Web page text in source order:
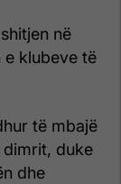
në
e klubeve të
të mbajë
dimrit, duke
dhe